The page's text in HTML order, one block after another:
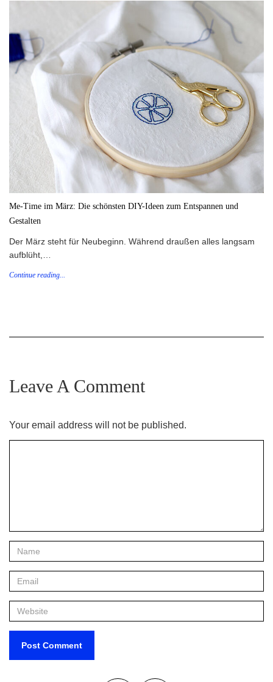
Me-Time im März: Die schönsten DIY-Ideen zum Entspannen und
Gestalten
Der März steht für Neubeginn. Während draußen alles langsam
aufblüht,…
Continue reading...
Leave A Comment
Your email address will not be published.